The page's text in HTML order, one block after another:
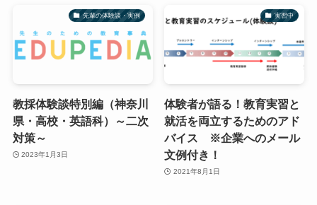
先輩の体験談・実例
教採体験談特別編（神奈川
県・高校・英語科）～二次
対策～
2023年1月3日
実習中
体験者が語る！教育実習と
就活を両立するためのアド
バイス ※企業へのメール
文例付き！
2021年8月1日